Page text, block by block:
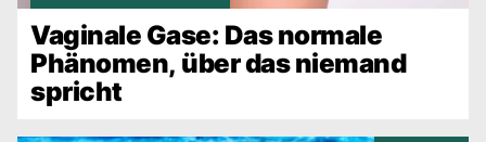
Vaginale Gase: Das normale
Phänomen, über das niemand
spricht